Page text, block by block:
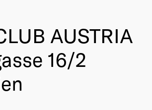
AUSTRIA
16/2